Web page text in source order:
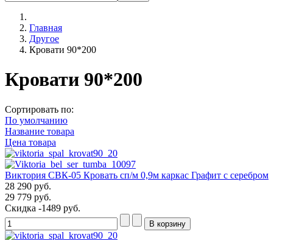
Главная
Другое
Кровати 90*200
Кровати 90*200
Сортировать по:
По умолчанию
Название товара
Цена товара
Виктория СВК-05 Кровать сп/м 0,9м каркас Графит с серебром
28 290 руб.
29 779 руб.
Скидка -1489 руб.